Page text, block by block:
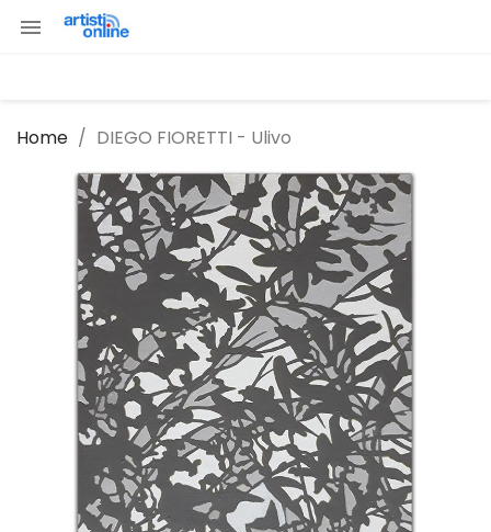

Home DIEGO FIORETTI - Ulivo